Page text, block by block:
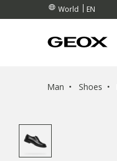
World EN
Man Shoes